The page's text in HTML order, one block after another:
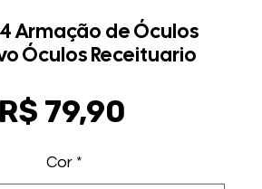
Armação de Óculos
Óculos Receituario
R$ 79,90
Cor *